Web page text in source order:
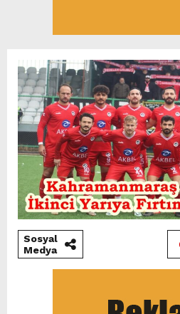
Sosyal
Medya